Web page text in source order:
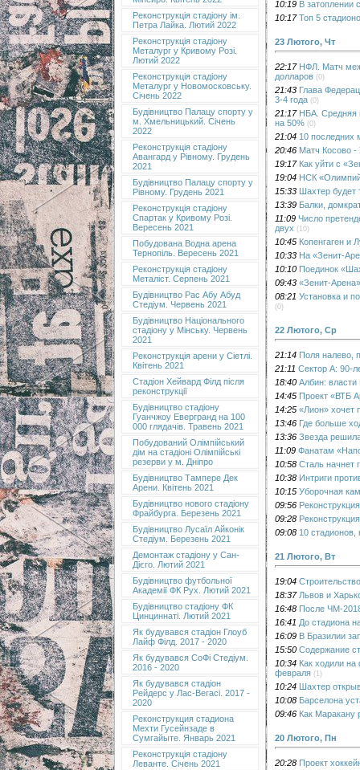
Реконструкція стадіону ім.
Петра Лайка. Лютий 2022
Реконструкція стадіону
Металург у Кривому Розі.
Лютий 2022
Реконструкція стадіону
Металург у Новомосковську.
Січень 2022
Будівництво Палацу спорту у
м. Хмельницький. Січень
2022
Реконструкція стадіону
Авангард у Рівному. Грудень
2021
Будівництво Палацу спорту у
Рівному. Грудень 2021
Реконструкція стадіону
Спартак у Кривому Розі.
Вересень 2021
Побудована Водна арена
Тернопіль. Вересень 2021
Реконструкція стадіону
Металіст. Серпень 2021
Будівництво Рас Абу Абуд
Стедіум. Червень 2021
Будівництво Національного
стадіону у Мінську. Червень
2021
Реконструкція арени у Сіетлі.
Квітень 2021
Стадіон Хейвард Філд після
реконструкції
Будівництво стадіону
Гуанчжоу Евергранд на 100
000 глядачів. Травень 2021
Побудований Олімпійський
дім на стадіоні Олімпійські
резерви у м. Дніпро
Будівництво Тампере Дек
Арени. Квітень 2021
Будівництво нового стадіону
Фрайбурга. Березень 2021
Будівництво Лусаїл Айконік
Стедіум. Березень 2021
Демонтаж стадіону у Сан-
Дієго. Лютий 2021
Будівництво футбольної
Академії ФК Рух. Лютий 2021
Будівництво стадіону ФК
Цинциннаті. Лютий 2021
Як будувався стадіон Глоуб
Лайф Філд. 2017 - 2020
Як будувався СоФі Стедіум.
2016 - 2020
Як будувався стадіон
Рейдерс у Лас-Вегасі. 2017 -
2020
Реконструкция стадиона
Мехти Гусейнзаде в
Сумгайыте. Январь 2021
Реконструкція стадіону
Леванте. Січень 2021
10:19 В затоплении
10:17 Топ 5
23 Лютого, Чт
22:17 НФЛ. Матч
долларов (0)
21:43 Глава
3-4 года (0)
21:17 НБА. Средняя
на 50% (0)
21:04 10 последних
20:46 Матч Косово -
19:17 Как уйти с
19:04 НСК
15:33 Шахтер будет
13:39 Балки,
11:09 Число
двух (10)
10:45 Копенгаген и
10:33 На «Зенит-
10:10 Поединок
09:43 «Зенит-
08:21 Установка и
(0)
22 Лютого, Ср
21:14 Поля налево,
21:11 Сектор А: 90-
18:40 Албин: власти
14:45 Проект «ВТБ
14:25 «Лион» хочет
13:46 Где больше
13:36 Звезда
11:09 Фанатам
10:58 Сталь начнет
10:38 Интриги
10:15 Уборочная
09:56
09:28
09:08 10
21 Лютого, Вт
19:04
18:37 Львов и
16:48 После ЧМ-
16:41 До стадиона
16:09 В Бразилии
15:50 Содержание
10:34 Как ходили
февраля (1)
10:24 Шахтер
10:08 Барселона
09:46 Как Маракану
20 Лютого, Пн
20:28 Проект